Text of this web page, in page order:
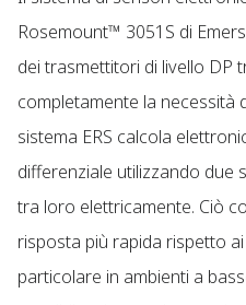
Rosemount™ 3051S di
dei trasmettitori di livello DP
completamente la necessità
sistema ERS calcola
differenziale utilizzando due
tra loro elettricamente. Ciò
risposta più rapida rispetto
particolare in ambienti a